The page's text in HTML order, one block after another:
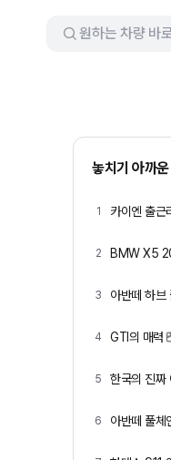
놓치기 아까
1 카이엔 출근
2 BMW X5
3
4 GTI의 매력
5 한국의 진짜
6